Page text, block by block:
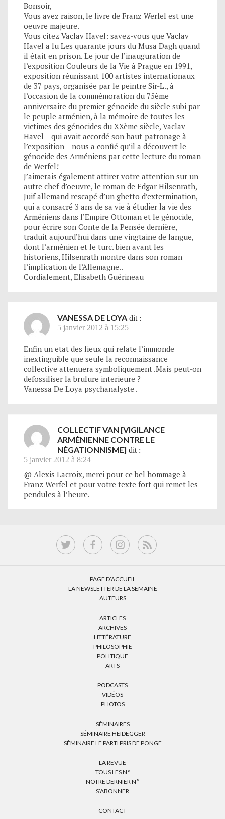
Bonsoir,
Vous avez raison, le livre de Franz Werfel est une
oeuvre majeure.
Vous citez Vaclav Havel: savez-vous que Vaclav
Havel a lu Les quarante jours du Musa Dagh quand
il était en prison. Le jour de l’inauguration de
l’exposition Couleurs de la Vie à Prague en 1991,
exposition réunissant 100 artistes internationaux
de 37 pays, organisée par le peintre Sir-L., à
l’occasion de la commémoration du 75ème
anniversaire du premier génocide du siècle subi par
le peuple arménien, à la mémoire de toutes les
victimes des génocides du XXème siècle, Vaclav
Havel – qui avait accordé son haut-patronage à
l’exposition – nous a confié qu’il a découvert le
génocide des Arméniens par cette lecture du roman
de Werfel!
J’aimerais également attirer votre attention sur un
autre chef-d’oeuvre, le roman de Edgar Hilsenrath,
Juif allemand rescapé d’un ghetto d’extermination,
qui a consacré 3 ans de sa vie à étudier la vie des
Arméniens dans l’Empire Ottoman et le génocide,
pour écrire son Conte de la Pensée dernière,
traduit aujourd’hui dans une vingtaine de langue,
dont l’arménien et le turc. bien avant les
historiens, Hilsenrath montre dans son roman
l’implication de l’Allemagne..
Cordialement, Elisabeth Guérineau
VANESSA DE LOYA dit :
5 janvier 2012 à 15:25
Enfin un etat des lieux qui relate l’immonde
inextinguible que seule la reconnaissance
collective attenuera symboliquement .Mais peut-on
defossiliser la brulure interieure ?
Vanessa De Loya psychanalyste .
COLLECTIF VAN [VIGILANCE
ARMÉNIENNE CONTRE LE
NÉGATIONNISME] dit :
5 janvier 2012 à 8:24
@ Alexis Lacroix, merci pour ce bel hommage à
Franz Werfel et pour votre texte fort qui remet les
pendules à l’heure.
PAGE D’ACCUEIL
LA NEWSLETTER DE LA SEMAINE
AUTEURS
ARTICLES
ARCHIVES
LITTÉRATURE
PHILOSOPHIE
POLITIQUE
ARTS
PODCASTS
VIDÉOS
PHOTOS
SÉMINAIRES
SÉMINAIRE HEIDEGGER
SÉMINAIRE LE PARTI PRIS DE PONGE
LA REVUE
TOUS LES N°
NOTRE DERNIER N°
S’ABONNER
CONTACT